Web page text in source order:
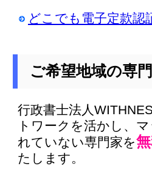
どこでも電子定款認
ご希望地域の専
行政書士法人
トワークを活かし、
れていない専門家を
たします。